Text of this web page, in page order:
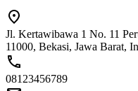
Jl. Kertawibawa 1 No. 11
11000, Bekasi, Jawa Barat,
08123456789